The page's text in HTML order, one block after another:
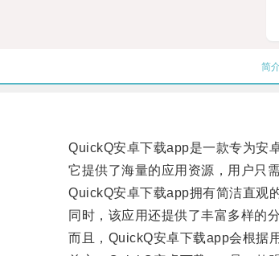
简
QuickQ安卓下载app是一款专为安卓
它提供了海量的应用资源，用户只需
QuickQ安卓下载app拥有简洁直观的
同时，该应用还提供了丰富多样的分
而且，QuickQ安卓下载app会根据用